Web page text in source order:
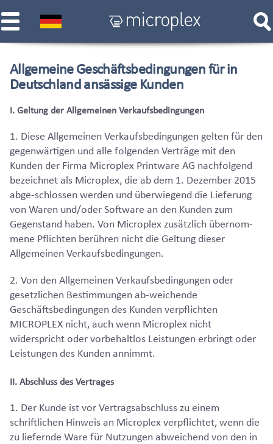
Allgemeine Geschäftsbedingungen für in
Deutschland ansässige Kunden
I. Geltung der Allgemeinen Verkaufsbedingungen
1. Diese Allgemeinen Verkaufsbedingungen gelten für den
gegenwärtigen und alle folgenden Verträge mit den
Kunden der Firma Microplex Printware AG nachfolgend
bezeichnet als Microplex, die ab dem 1. Dezember 2015
abge-schlossen werden und überwiegend die Lieferung
von Waren und/oder Software an den Kunden zum
Gegenstand haben. Von Microplex zusätzlich übernom-
mene Pflichten berühren nicht die Geltung dieser
Allgemeinen Verkaufsbedingungen.
2. Von den Allgemeinen Verkaufsbedingungen oder
gesetzlichen Bestimmungen ab-weichende
Geschäftsbedingungen des Kunden verpflichten
MICROPLEX nicht, auch wenn Microplex nicht
widerspricht oder vorbehaltlos Leistungen erbringt oder
Leistungen des Kunden annimmt.
II. Abschluss des Vertrages
1. Der Kunde ist vor Vertragsabschluss zu einem
schriftlichen Hinweis an Microplex verpflichtet, wenn die
zu liefernde Ware für Nutzungen abweichend von den in